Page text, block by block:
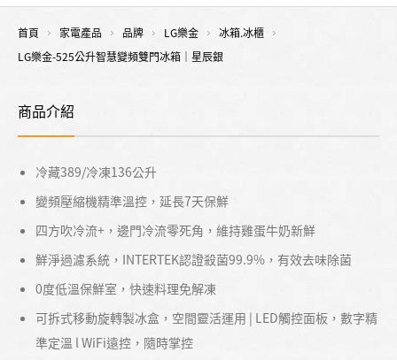
首頁 家電產品 品牌 LG樂金
冰箱.冰櫃
LG樂金-525公升智慧變頻雙門冰箱｜星辰銀
商品介紹
冷藏389/冷凍136公升
變頻壓縮機精準溫控，延長7天保鮮
四方吹冷流+，邊門冷流零死角，維持雞蛋牛奶新鮮
鮮淨過濾系統，INTERTEK認證殺菌99.9%，有效去味除菌
0度低溫保鮮室，快速料理免解凍
可拆式移動旋轉製冰盒，空間靈活運用 | LED觸控面板，數字精
準定溫 l WiFi遠控，隨時掌控